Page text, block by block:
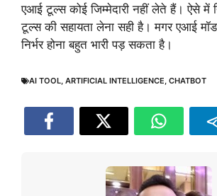
एआई टूल्स कोई जिम्मेदारी नहीं लेते हैं। ऐसे
टूल्स की सहायता लेना सही है। मगर एआई
निर्भर होना बहुत भारी पड़ सकता है।
AI TOOL, ARTIFICIAL INTELLIGENCE, CHATBOT